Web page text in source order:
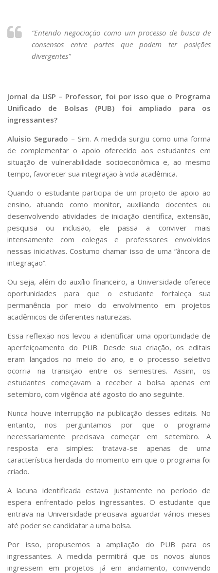
“Entendo negociação como um processo de busca de
consensos entre partes que podem ter posições
divergentes”
Jornal da USP – Professor, foi por isso que o Programa
Unificado de Bolsas (PUB) foi ampliado para os
ingressantes?
Aluisio Segurado – Sim. A medida surgiu como uma forma
de complementar o apoio oferecido aos estudantes em
situação de vulnerabilidade socioeconômica e, ao mesmo
tempo, favorecer sua integração à vida acadêmica.
Quando o estudante participa de um projeto de apoio ao
ensino, atuando como monitor, auxiliando docentes ou
desenvolvendo atividades de iniciação científica, extensão,
pesquisa ou inclusão, ele passa a conviver mais
intensamente com colegas e professores envolvidos
nessas iniciativas. Costumo chamar isso de uma “âncora de
integração”.
Ou seja, além do auxílio financeiro, a Universidade oferece
oportunidades para que o estudante fortaleça sua
permanência por meio do envolvimento em projetos
acadêmicos de diferentes naturezas.
Essa reflexão nos levou a identificar uma oportunidade de
aperfeiçoamento do PUB. Desde sua criação, os editais
eram lançados no meio do ano, e o processo seletivo
ocorria na transição entre os semestres. Assim, os
estudantes começavam a receber a bolsa apenas em
setembro, com vigência até agosto do ano seguinte.
Nunca houve interrupção na publicação desses editais. No
entanto, nos perguntamos por que o programa
necessariamente precisava começar em setembro. A
resposta era simples: tratava-se apenas de uma
característica herdada do momento em que o programa foi
criado.
A lacuna identificada estava justamente no período de
espera enfrentado pelos ingressantes. O estudante que
entrava na Universidade precisava aguardar vários meses
até poder se candidatar a uma bolsa.
Por isso, propusemos a ampliação do PUB para os
ingressantes. A medida permitirá que os novos alunos
ingressem em projetos já em andamento, convivendo